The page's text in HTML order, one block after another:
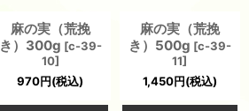
麻の実（荒挽
き）300g [c-39-
10]
970円(税込)
麻の実（荒挽
き）500g [c-39-
11]
1,450円(税込)